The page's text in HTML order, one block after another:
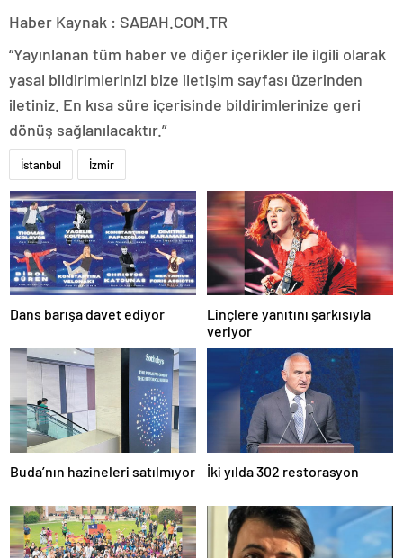
Haber Kaynak : SABAH.COM.TR
“Yayınlanan tüm haber ve diğer içerikler ile ilgili olarak
yasal bildirimlerinizi bize iletişim sayfası üzerinden
iletiniz. En kısa süre içerisinde bildirimlerinize geri
dönüş sağlanılacaktır.”
İstanbul İzmir
Dans barışa davet ediyor
Linçlere yanıtını şarkısıyla
veriyor
Buda’nın hazineleri satılmıyor İki yılda 302 restorasyon